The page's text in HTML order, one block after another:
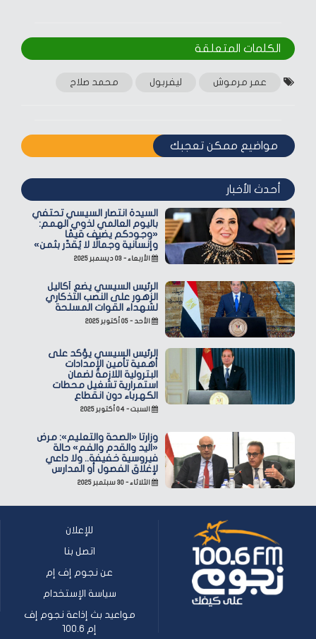
الكلمات المتعلقة‎
عمر مرموش ليفربول محمد صلاح
مواضيع ممكن تعجبك
أحدث الأخبار
السيدة انتصار السيسي تحتفي
باليوم العالمي لذوي الهمم:
«وجودكم يضيف قيمًا
وإنسانية وجمالًا لا يُقدّر بثمن»
الأربعاء - ٠٣ ديسمبر ٢٠٢٥
الرئيس السيسي يضع أكاليل
الزهور على النصب التذكاري
لشهداء القوات المسلحة
الأحد - ٠٥ أكتوبر ٢٠٢٥
الرئيس السيسي يؤكد على
أهمية تأمين الإمدادات
البترولية اللازمة لضمان
استمرارية تشغيل محطات
الكهرباء دون انقطاع
السبت - ٠٤ أكتوبر ٢٠٢٥
وزارتا «الصحة والتعليم»: مرض
«اليد والقدم والفم» حالة
فيروسية خفيفة.. ولا داعي
لإغلاق الفصول أو المدارس
الثلاثاء - ٣٠ سبتمبر ٢٠٢٥
للإعلان
اتصل بنا
عن نجوم إف إم
سياسة الإستخدام
مواعيد بث إذاعة نجوم إف
إم 100.6